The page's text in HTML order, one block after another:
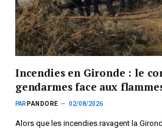
Incendies en Gironde : le
gendarmes face aux
PAR PANDORE 02/08/2026
Alors que les incendies ravagent la